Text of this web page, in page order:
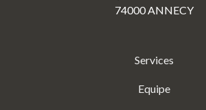
74000 ANNECY
Services
Equipe